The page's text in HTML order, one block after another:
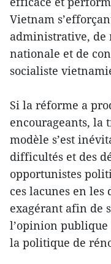
Vietnam
administrative, de
nationale et de
socialiste
Si la réforme a
encourageants, la
modèle s’est
difficultés et des
opportunistes
ces lacunes en
exagérant afin de
l’opinion publique
la politique de